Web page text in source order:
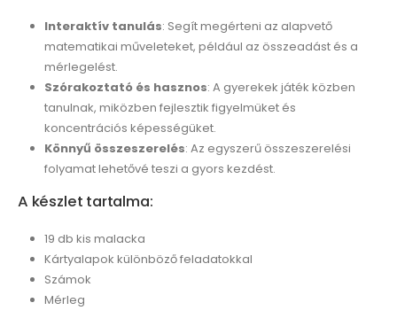
Interaktív tanulás: Segít megérteni az alapvető
matematikai műveleteket, például az összeadást és a
mérlegelést.
Szórakoztató és hasznos: A gyerekek játék közben
tanulnak, miközben fejlesztik figyelmüket és
koncentrációs képességüket.
Könnyű összeszerelés: Az egyszerű összeszerelési
folyamat lehetővé teszi a gyors kezdést.
A készlet tartalma:
19 db kis malacka
Kártyalapok különböző feladatokkal
Számok
Mérleg